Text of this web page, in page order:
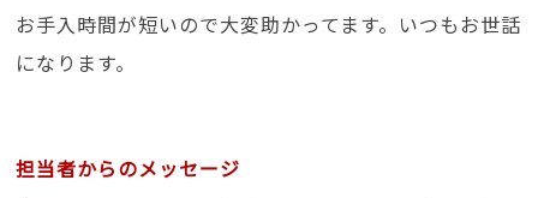
お手入時間が短いので大変助かってます。いつもお世話
になります。
担当者からのメッセージ